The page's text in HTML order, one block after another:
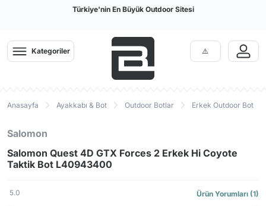
Türkiye'nin En Büyük Outdoor Sitesi
Kategoriler
Anasayfa Ayakkabı & Bot Outdoor Botlar Erkek Outdoor Bot
Salomon
Salomon Quest 4D GTX Forces 2 Erkek Hi Coyote
Taktik Bot L40943400
5.0 Ürün Yorumları (1)